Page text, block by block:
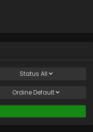
Status All
Ordine Default